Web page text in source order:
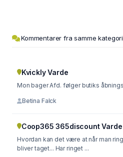
Kommentarer fra samme kategori
Kvickly Varde
Mon bager Afd. følger butiks
Betina Falck
Coop365 365discount
Hvordan kan det være at når man
bliver taget... Har ringet ...